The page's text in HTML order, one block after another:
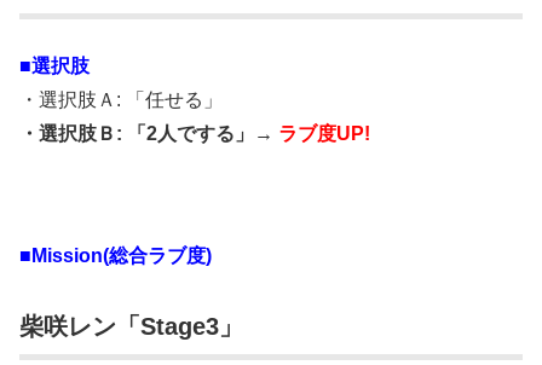
■選択肢
・選択肢Ａ: 「任せる」
・選択肢Ｂ: 「2人でする」→ ラブ度UP!
■Mission(総合ラブ度)
柴咲レン「Stage3」